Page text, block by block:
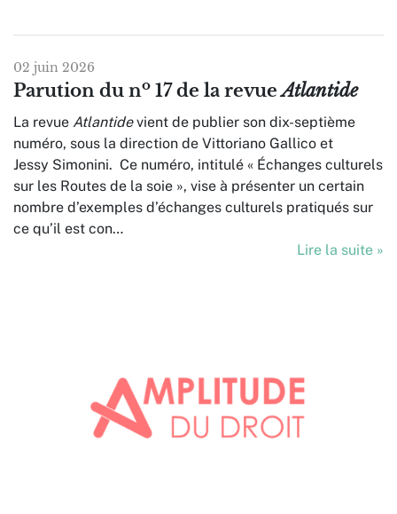
02 juin 2026
Parution du no 17 de la revueAtlantide
La revue Atlantidevient de publier son dix-septième
numéro, sous la direction de Vittoriano Gallico et
Jessy Simonini. Ce numéro, intitulé « Échanges culturels
sur les Routes de la soie », vise à présenter un certain
nombre d’exemples d’échanges culturels pratiqués sur
ce qu’il est con…
Lire la suite »